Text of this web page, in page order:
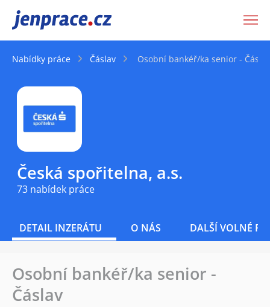
JenPráce.cz
Nabídky práce Čáslav Osobní bankéř/ka senior - Čáslav
Česká spořitelna, a.s.
73 nabídek práce
DETAIL INZERÁTU O NÁS DALŠÍ VOLNÉ
Osobní bankéř/ka senior -
Čáslav